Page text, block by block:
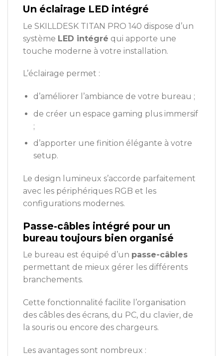
Un éclairage LED intégré
Le SKILLDESK TITAN PRO 140 dispose d’un
système LED intégré qui apporte une
touche moderne à votre installation.
L’éclairage permet :
d’améliorer l’ambiance de votre bureau ;
de créer un espace gaming plus immersif
;
d’apporter une finition élégante à votre
setup.
Le design lumineux s’accorde parfaitement
avec les périphériques RGB et les
configurations modernes.
Passe-câbles intégré pour un
bureau toujours bien organisé
Le bureau est équipé d’un passe-câbles
permettant de mieux gérer les différents
branchements.
Cette fonctionnalité facilite l’organisation
des câbles des écrans, du PC, du clavier, de
la souris ou encore des chargeurs.
Les avantages sont nombreux :